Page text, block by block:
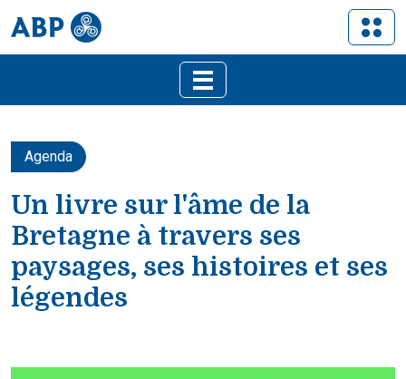
Agenda
Un livre sur l'âme de la
Bretagne à travers ses
paysages, ses histoires et ses
légendes